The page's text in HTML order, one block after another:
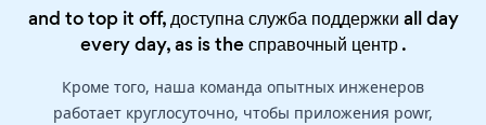
and to top it off, доступна служба поддержки all day
every day, as is theсправочный центр.
Кроме того, наша команда опытных инженеров
работает круглосуточно, чтобы приложения powr,